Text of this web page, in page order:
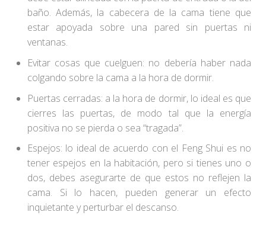
baño. Además, la cabecera de la cama tiene que
estar apoyada sobre una pared sin puertas ni
ventanas.
Evitar cosas que cuelguen: no debería haber nada
colgando sobre la cama a la hora de dormir.
Puertas cerradas: a la hora de dormir, lo ideal es que
cierres las puertas, de modo tal que la energía
positiva no se pierda o sea “tragada”.
Espejos: lo ideal de acuerdo con el Feng Shui es no
tener espejos en la habitación, pero si tienes uno o
dos, debes asegurarte de que estos no reflejen la
cama. Si lo hacen, pueden generar un efecto
inquietante y perturbar el descanso.